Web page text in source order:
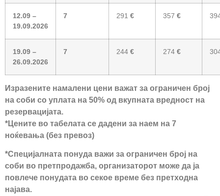
12.09 –
19.09.2026
7 291 € 357 €
19.09 –
26.09.2026
7 244 € 274 €
Изразените намалени цени важат за ограничен број
на соби со уплата на 50% од вкупната вредност на
резервацијата.
*Цените во табелата се дадени за наем на 7
ноќевања (без превоз)
*Специјалната понуда важи за ограничен број на
соби во претпродажба, организаторот може да ја
повлече понудата во секое време без претходна
најава.